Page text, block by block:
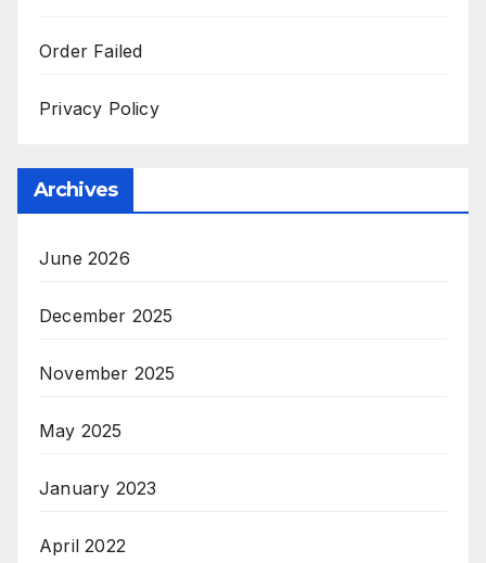
Order Failed
Privacy Policy
Archives
June 2026
December 2025
November 2025
May 2025
January 2023
April 2022